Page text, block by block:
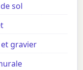
sol
gravier